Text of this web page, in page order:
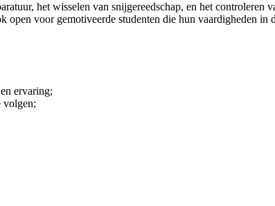
het wisselen van snijgereedschap, en het
voor gemotiveerde studenten die hun vaardigheden in
ervaring;
volgen;